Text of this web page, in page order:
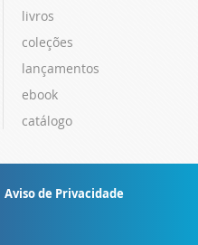
livros
coleções
lançamentos
ebook
catálogo
Aviso de Privacidade